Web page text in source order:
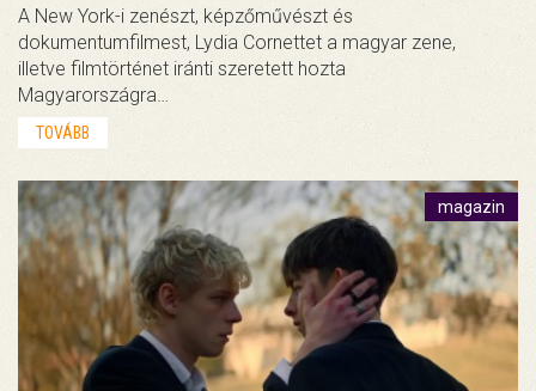
A New York-i zenészt, képzőművészt és
dokumentumfilmest, Lydia Cornettet a magyar zene,
illetve filmtörténet iránti szeretett hozta
Magyarországra…
TOVÁBB
magazin